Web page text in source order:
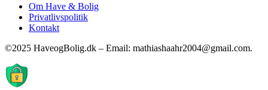
Om Have & Bolig
Privatlivspolitik
Kontakt
©2025 HaveogBolig.dk – Email: mathiashaahr2004@gmail.com.